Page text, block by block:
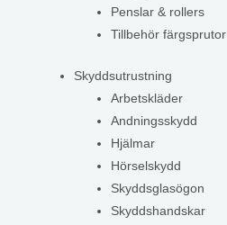
Penslar & rollers
Tillbehör färgsprutor
Skyddsutrustning
Arbetskläder
Andningsskydd
Hjälmar
Hörselskydd
Skyddsglasögon
Skyddshandskar